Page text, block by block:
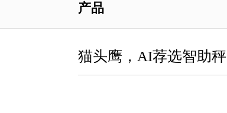
产品
猫头鹰，AI荐选智助秤